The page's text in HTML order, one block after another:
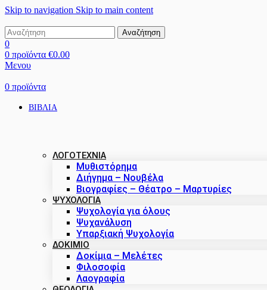
Skip to navigation Skip to main content
Αναζήτηση
0
0 προϊόντα €0.00
Μενου
0 προϊόντα
ΒΙΒΛΙΑ
ΛΟΓΟΤΕΧΝΙΑ
Μυθιστόρημα
Διήγημα – Νουβέλα
Βιογραφίες – Θέατρο – Μαρτυρίες
ΨΥΧΟΛΟΓΙΑ
Ψυχολογία για όλους
Ψυχανάλυση
Υπαρξιακή Ψυχολογία
ΔΟΚΊΜΙΟ
Δοκίμια – Μελέτες
Φιλοσοφία
Λαογραφία